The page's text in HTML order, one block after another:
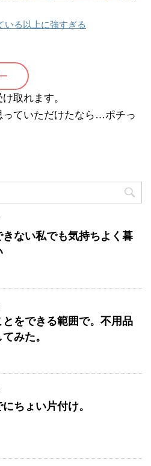
いる以上に強すぎる
取れます。
っていただけたなら…ポチっ
きない私でも気持ちよく暮
とをできる範囲で。不用品
みた。
ちょい片付け。